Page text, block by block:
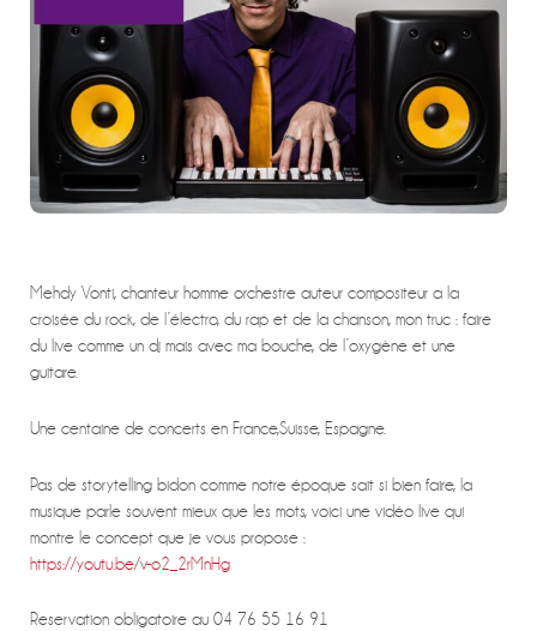
Mehdy Vonti, chanteur homme orchestre auteur compositeur a la
croisée du rock, de l’électro, du rap et de la chanson, mon truc : faire
du live comme un dj mais avec ma bouche, de l’oxygène et une
guitare.
Une centaine de concerts en France,Suisse, Espagne.
Pas de storytelling bidon comme notre époque sait si bien faire, la
musique parle souvent mieux que les mots, voici une vidéo live qui
montre le concept que je vous propose :
https://youtu.be/v-o2_2rMnHg
Reservation obligatoire au 04 76 55 16 91